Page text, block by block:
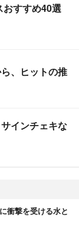
すすめ40選
、ヒットの推
インチェキな
衝撃を受ける水と